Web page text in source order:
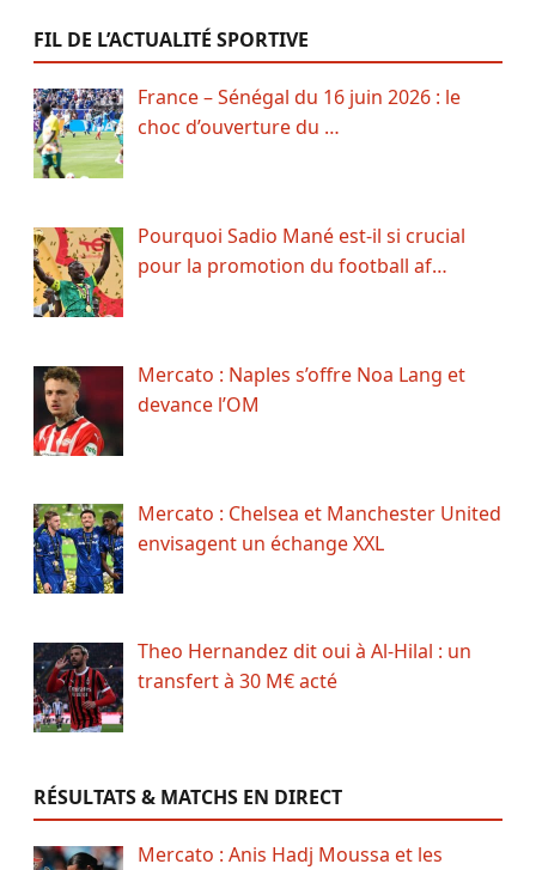
FIL DE L’ACTUALITÉ SPORTIVE
France – Sénégal du 16 juin 2026 : le
choc d’ouverture du …
Pourquoi Sadio Mané est-il si crucial
pour la promotion du football af…
Mercato : Naples s’offre Noa Lang et
devance l’OM
Mercato : Chelsea et Manchester United
envisagent un échange XXL
Theo Hernandez dit oui à Al-Hilal : un
transfert à 30 M€ acté
RÉSULTATS & MATCHS EN DIRECT
Mercato : Anis Hadj Moussa et les